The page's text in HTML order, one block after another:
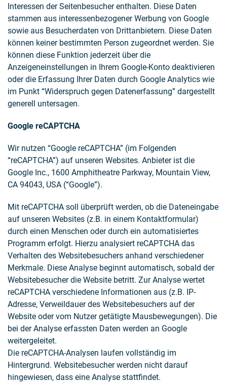
Interessen der Seitenbesucher enthalten. Diese Daten
stammen aus interessenbezogener Werbung von Google
sowie aus Besucherdaten von Drittanbietern. Diese Daten
können keiner bestimmten Person zugeordnet werden. Sie
können diese Funktion jederzeit über die
Anzeigeneinstellungen in Ihrem Google-Konto deaktivieren
oder die Erfassung Ihrer Daten durch Google Analytics wie
im Punkt “Widerspruch gegen Datenerfassung” dargestellt
generell untersagen.
Google reCAPTCHA
Wir nutzen “Google reCAPTCHA” (im Folgenden
“reCAPTCHA”) auf unseren Websites. Anbieter ist die
Google Inc., 1600 Amphitheatre Parkway, Mountain View,
CA 94043, USA (“Google”).
Mit reCAPTCHA soll überprüft werden, ob die Dateneingabe
auf unseren Websites (z.B. in einem Kontaktformular)
durch einen Menschen oder durch ein automatisiertes
Programm erfolgt. Hierzu analysiert reCAPTCHA das
Verhalten des Websitebesuchers anhand verschiedener
Merkmale. Diese Analyse beginnt automatisch, sobald der
Websitebesucher die Website betritt. Zur Analyse wertet
reCAPTCHA verschiedene Informationen aus (z.B. IP-
Adresse, Verweildauer des Websitebesuchers auf der
Website oder vom Nutzer getätigte Mausbewegungen). Die
bei der Analyse erfassten Daten werden an Google
weitergeleitet.
Die reCAPTCHA-Analysen laufen vollständig im
Hintergrund. Websitebesucher werden nicht darauf
hingewiesen, dass eine Analyse stattfindet.